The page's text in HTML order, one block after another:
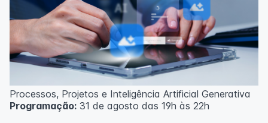
Processos, Projetos e Inteligência Artificial Generativa
Programação: 31 de agosto das 19h às 22h